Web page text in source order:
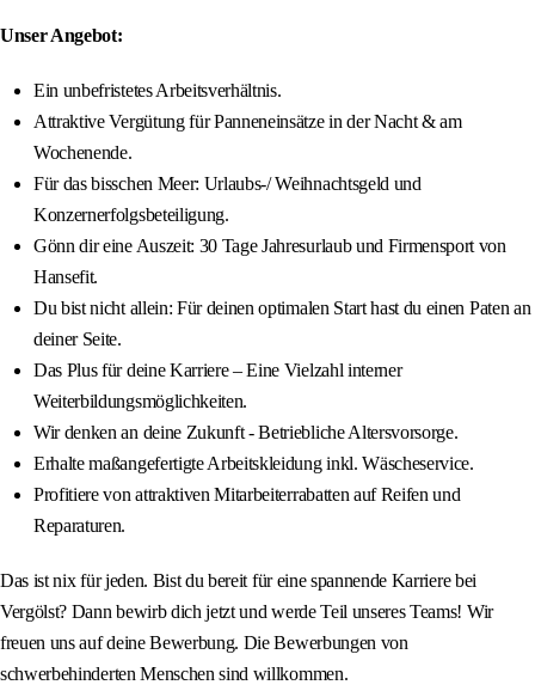
Unser Angebot:
Ein unbefristetes Arbeitsverhältnis.
Attraktive Vergütung für Panneneinsätze in der Nacht & am
Wochenende.
Für das bisschen Meer: Urlaubs-/ Weihnachtsgeld und
Konzernerfolgsbeteiligung.
Gönn dir eine Auszeit: 30 Tage Jahresurlaub und Firmensport von
Hansefit.
Du bist nicht allein: Für deinen optimalen Start hast du einen Paten an
deiner Seite.
Das Plus für deine Karriere – Eine Vielzahl interner
Weiterbildungsmöglichkeiten.
Wir denken an deine Zukunft - Betriebliche Altersvorsorge.
Erhalte maßangefertigte Arbeitskleidung inkl. Wäscheservice.
Profitiere von attraktiven Mitarbeiterrabatten auf Reifen und
Reparaturen.
Das ist nix für jeden. Bist du bereit für eine spannende Karriere bei
Vergölst? Dann bewirb dich jetzt und werde Teil unseres Teams! Wir
freuen uns auf deine Bewerbung. Die Bewerbungen von
schwerbehinderten Menschen sind willkommen.